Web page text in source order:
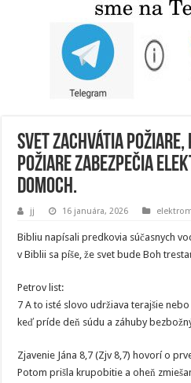
Svet zachvátia požiare,
Požiare zabezpečia
domoch.
jj 16 januára, 2026
Bibliu napísali predkovia súčasnych
v Biblii sa píše, že svet bude Boh
Petrov list:
7 A to isté slovo udržiava terajšie
keď príde deň súdu a záhuby
Zjavenie Jána 8,7 (Zjv 8,7) hovorí o
Potom prišla krupobitie a oheň